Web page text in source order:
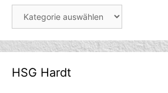
HSG Hardt